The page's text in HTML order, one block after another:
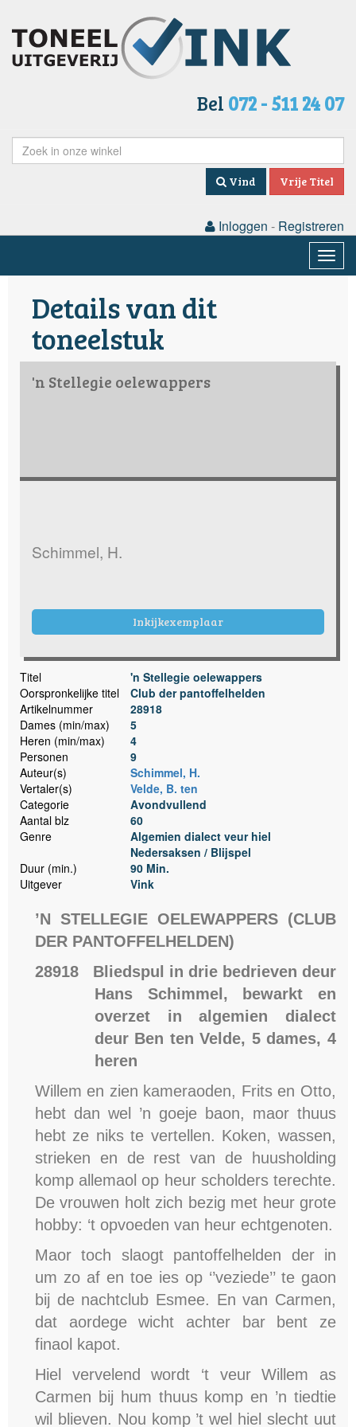
Bel 072 - 511 24 07
Vind Vrije Titel
Inloggen - Registreren
Details van dit
toneelstuk
'n Stellegie oelewappers
Schimmel, H.
Inkijkexemplaar
Titel
'n Stellegie oelewappers
Oorspronkelijke titel
Club der pantoffelhelden
Artikelnummer
28918
Dames (min/max)
5
Heren (min/max)
4
Personen
9
Auteur(s)
Schimmel, H.
Vertaler(s)
Velde, B. ten
Categorie
Avondvullend
Aantal blz
60
Genre
Algemien dialect veur hiel
Nedersaksen / Blijspel
Duur (min.)
90 Min.
Uitgever
Vink
’N STELLEGIE OELEWAPPERS (CLUB
DER PANTOFFELHELDEN)
28918 Bliedspul in drie bedrieven deur
Hans Schimmel, bewarkt en
overzet in algemien dialect
deur Ben ten Velde, 5 dames, 4
heren
Willem en zien kameraoden, Frits en Otto,
hebt dan wel ’n goeje baon, maor thuus
hebt ze niks te vertellen. Koken, wassen,
strieken en de rest van de huusholding
komp allemaol op heur scholders terechte.
De vrouwen holt zich bezig met heur grote
hobby: ‘t opvoeden van heur echtgenoten.
Maor toch slaogt pantoffelhelden der in
um zo af en toe ies op ‘’veziede’’ te gaon
bij de nachtclub Esmee. En van Carmen,
dat aordege wicht achter bar bent ze
finaol kapot.
Hiel vervelend wordt ‘t veur Willem as
Carmen bij hum thuus komp en ’n tiedtie
wil blieven. Nou komp ’t wel hiel slecht uut